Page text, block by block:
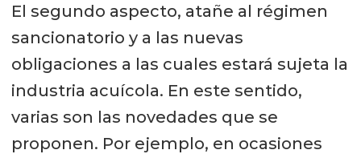
El segundo aspecto, atañe al régimen
sancionatorio y a las nuevas
obligaciones a las cuales estará sujeta la
industria acuícola. En este sentido,
varias son las novedades que se
proponen. Por ejemplo, en ocasiones